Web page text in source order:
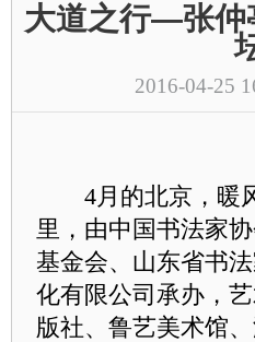
大道之行—张仲
2016-04-25
4月的北京，暖风
里，由中国书法家
基金会、山东省书
化有限公司承办，
版社、鲁艺美术馆